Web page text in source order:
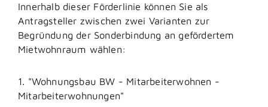
Innerhalb dieser Förderlinie können Sie als
Antragsteller zwischen zwei Varianten zur
Begründung der Sonderbindung an gefördertem
Mietwohnraum wählen:
1. "Wohnungsbau BW - Mitarbeiterwohnen -
Mitarbeiterwohnungen"